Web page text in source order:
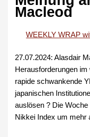
Macleod
WEEKLY WRAP
27.07.2024: Alasdair
Herausforderungen
rapide schwankende
japanischen
auslösen ? Die
Nikkei Index um mehr